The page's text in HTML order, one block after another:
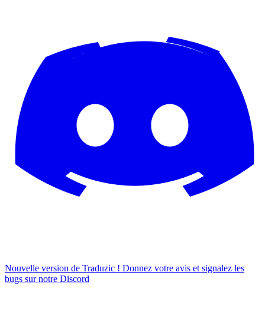
Nouvelle version de Traduzic ! Donnez votre avis et signalez les
bugs sur notre Discord